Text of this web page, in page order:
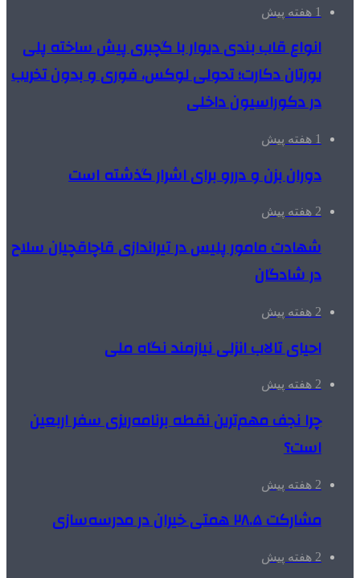
1 هفته پیش
انواع قاب بندی دیوار با گچبری پیش ساخته پلی
یورتان دکارت؛ تحولی لوکس، فوری و بدون تخریب
در دکوراسیون داخلی
1 هفته پیش
دوران بزن و دررو برای اشرار گذشته است
2 هفته پیش
شهادت مامور پلیس در تیراندازی قاچاقچیان سلاح
در شادگان
2 هفته پیش
احیای تالاب انزلی نیازمند نگاه ملی
2 هفته پیش
چرا نجف مهم‌ترین نقطه برنامه‌ریزی سفر اربعین
است؟
2 هفته پیش
مشارکت ۲۸.۵ همتی خیران در مدرسه‌سازی
2 هفته پیش